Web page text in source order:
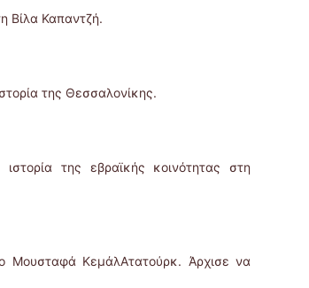
Βίλα Καπαντζή.
της Θεσσαλονίκης.
της εβραϊκής κοινότητας στη
Μουσταφά ΚεμάλΑτατούρκ. Άρχισε να